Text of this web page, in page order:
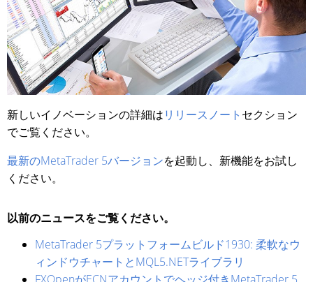
新しいイノベーションの詳細はリリースノート セクション
でご覧ください。
最新のMetaTrader 5バージョンを起動し、新機能をお試し
ください。
以前のニュースをご覧ください。
MetaTrader 5プラットフォームビルド1930: 柔軟なウ
ィンドウチャートとMQL5.NETライブラリ